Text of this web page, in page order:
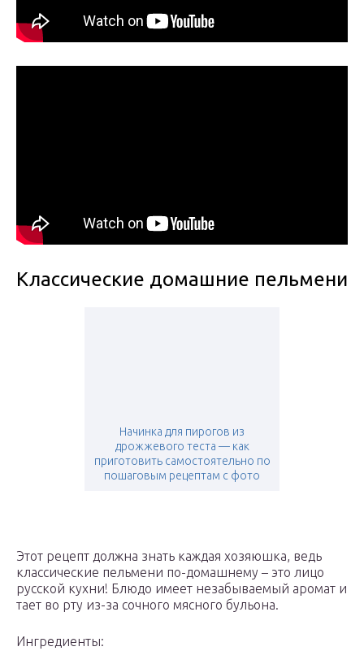
Классические домашние пельмени
Начинка для пирогов из
дрожжевого теста — как
приготовить самостоятельно по
пошаговым рецептам с фото
Этот рецепт должна знать каждая хозяюшка, ведь
классические пельмени по-домашнему – это лицо
русской кухни! Блюдо имеет незабываемый аромат и
тает во рту из-за сочного мясного бульона.
Ингредиенты: